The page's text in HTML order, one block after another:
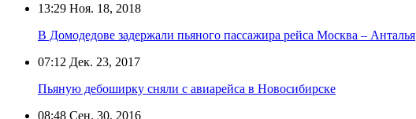
13:29 Ноя. 18, 2018
В Домодедове задержали пьяного пассажира рейса Москва – Анталья
07:12 Дек. 23, 2017
Пьяную дебоширку сняли с авиарейса в Новосибирске
08:48 Сен. 30, 2016